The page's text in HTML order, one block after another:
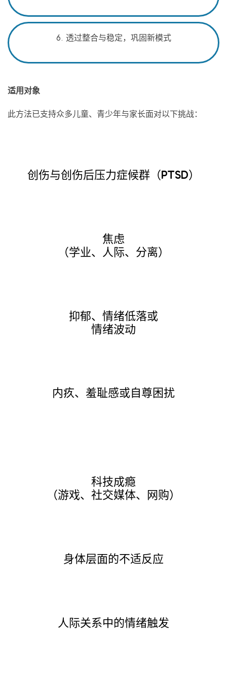
6. 透过整合与稳定，巩固新模式
适用对象
此方法已支持众多儿童、青少年与家长面对以下挑战：
创伤与创伤后压力症候群（PTSD）
焦虑
（学业、人际、分离）
抑郁、情绪低落或
情绪波动
内疚、羞耻感或自尊困扰
科技成瘾
（游戏、社交媒体、网购）
身体层面的不适反应
人际关系中的情绪触发